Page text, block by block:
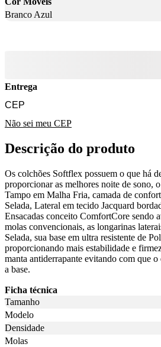
Branco Azul
Entrega
Não sei meu CEP
Descrição do produto
Os colchões Softflex possuem o que há
proporcionar as melhores noite de sono,
Tampo em Malha Fria, camada de
Selada, Lateral em tecido Jacquard
Ensacadas conceito ComfortCore sendo
molas convencionais, as longarinas
Selada, sua base em ultra resistente de
proporcionando mais estabilidade e
manta antiderrapante evitando com que
a base.
Ficha técnica
Tamanho
Modelo
Densidade
Molas